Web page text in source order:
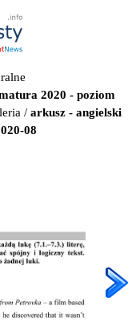
2020 - poziom
/ arkusz - angielski
08